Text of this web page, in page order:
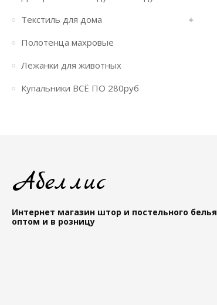
Текстиль для дома
Полотенца махровые
Лежанки для животных
Купальники ВСЁ ПО 280руб
Абеллис
Интернет магазин штор и постельного белья
оптом и в розницу